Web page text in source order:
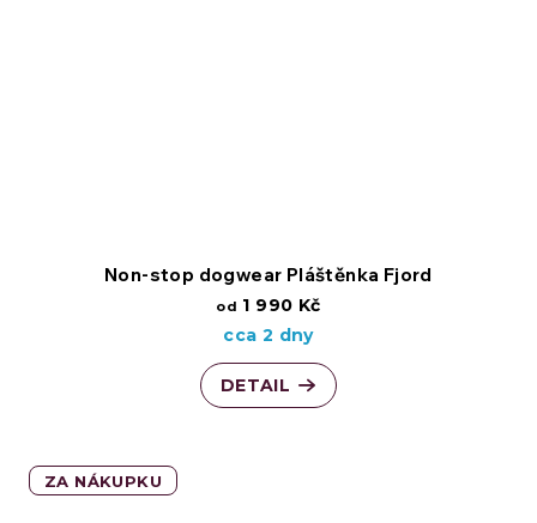
Non-stop dogwear Pláštěnka Fjord
od 1 990 Kč
cca 2 dny
DETAIL
ZA NÁKUPKU